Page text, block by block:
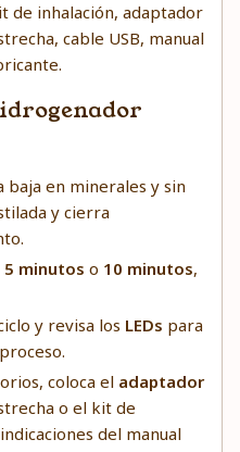
de inhalación, adaptador
cable USB, manual
baja en minerales y sin
y cierra
5 minutos o 10 minutos,
y revisa los LEDs para
coloca el adaptador
o el kit de
del manual